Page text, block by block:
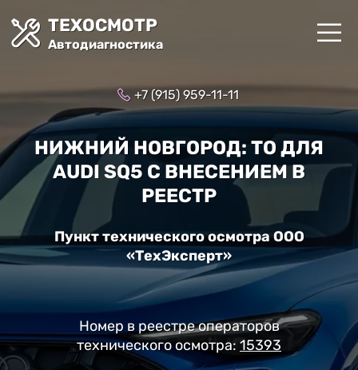
ТЕХОСМОТР
Автодиагностика
+7 (915) 959-11-11
НИЖНИЙ НОВГОРОД: ТО ДЛЯ
AUDI SQ5 С ВНЕСЕНИЕМ В
РЕЕСТР
Пункт технического осмотра ООО
«ТехЭксперт»
Номер в реестре операторов
технического осмотра: 15393